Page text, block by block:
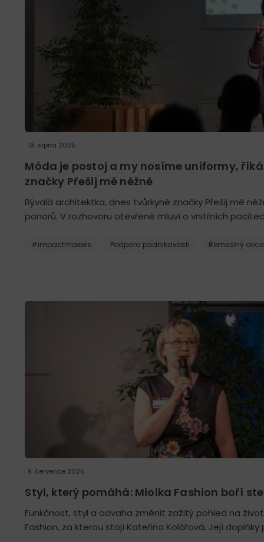
19. srpna 2025
Móda je postoj a my nosíme uniformy,
značky Přešij mě něžně
Bývalá architektka, dnes tvůrkyně značky Přešij mě
ponorů. V rozhovoru otevřeně mluví o vnitřních
#impactmakers Podpora podnikavosti Řemeslný
9. července 2025
Styl, který pomáhá: Miolka Fashion boří
Funkčnost, styl a odvaha změnit zažitý pohled na
Fashion, za kterou stojí Kateřina Kolářová. Její doplňky